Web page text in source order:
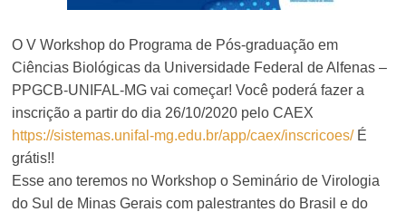
O V Workshop do Programa de Pós-graduação em
Ciências Biológicas da Universidade Federal de Alfenas –
PPGCB-UNIFAL-MG vai começar! Você poderá fazer a
inscrição a partir do dia 26/10/2020 pelo CAEX
https://sistemas.unifal-mg.edu.br/app/caex/inscricoes/É
grátis!!
Esse ano teremos no Workshop o Seminário de Virologia
do Sul de Minas Gerais com palestrantes do Brasil e do